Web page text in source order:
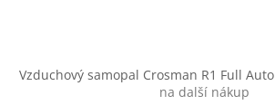
Vzduchový samopal Crosman R1 Full Auto
na další nákup